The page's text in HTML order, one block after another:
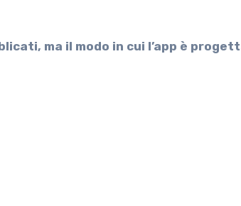
ma il modo in cui l’app è